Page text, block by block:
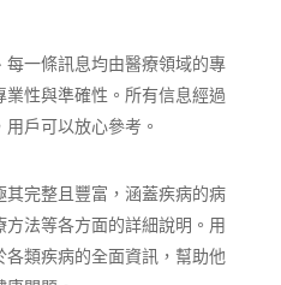
一條訊息均由醫療領域的專
性與準確性。所有信息經過
戶可以放心參考。
完整且豐富，涵蓋疾病的病
法等各方面的詳細說明。用
各類疾病的全面資訊，幫助他